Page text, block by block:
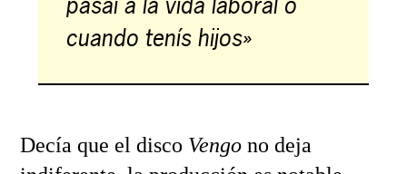
cuando tenís hijos»
Decía que el disco Vengono deja